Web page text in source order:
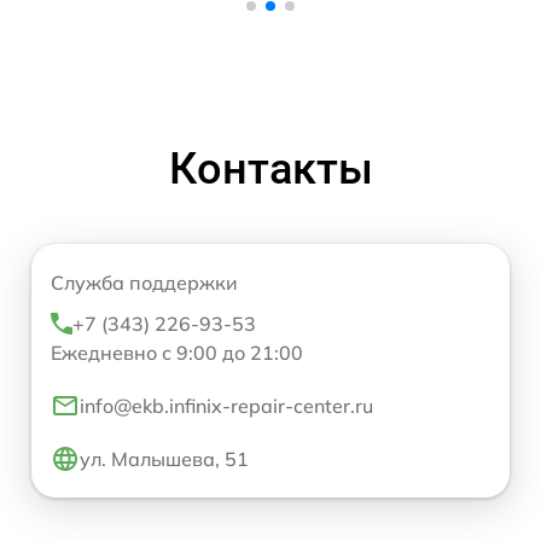
Контакты
Служба поддержки
+7 (343) 226-93-53
Ежедневно с 9:00 до 21:00
info@ekb.infinix-repair-center.ru
ул. Малышева, 51